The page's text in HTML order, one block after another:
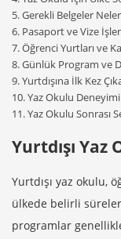
Gerekli Belgeler
Pasaport ve Vize
Öğrenci Yurtları ve
Günlük Program ve
Yurtdışına İlk Kez
Yaz Okulu
Yaz Okulu Sonrası
Yurtdışı Yaz
Yurtdışı yaz okulu,
ülkede belirli
programlar